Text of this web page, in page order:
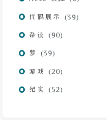
代码展示 39
杂谈 90
梦 39
游戏 20
纪实 52